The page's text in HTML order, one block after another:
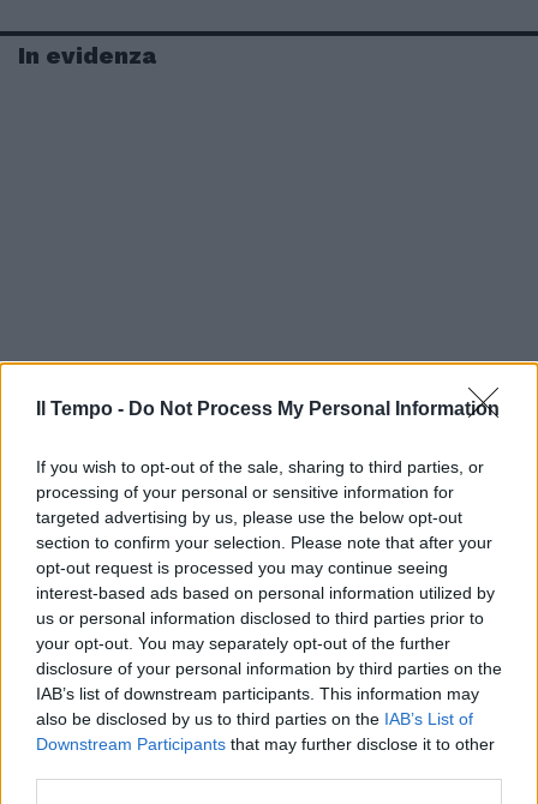
Il Tempo - Do Not Process My Personal Information
If you wish to opt-out of the sale, sharing to third parties, or
processing of your personal or sensitive information for
targeted advertising by us, please use the below opt-out
section to confirm your selection. Please note that after your
opt-out request is processed you may continue seeing
interest-based ads based on personal information utilized by
us or personal information disclosed to third parties prior to
your opt-out. You may separately opt-out of the further
disclosure of your personal information by third parties on the
IAB’s list of downstream participants. This information may
also be disclosed by us to third parties on the IAB’s List of
Downstream Participants that may further disclose it to other
In evidenza